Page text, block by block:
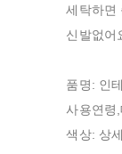
세탁하면
신발없어
품명: 인
사용연령
색상: 상